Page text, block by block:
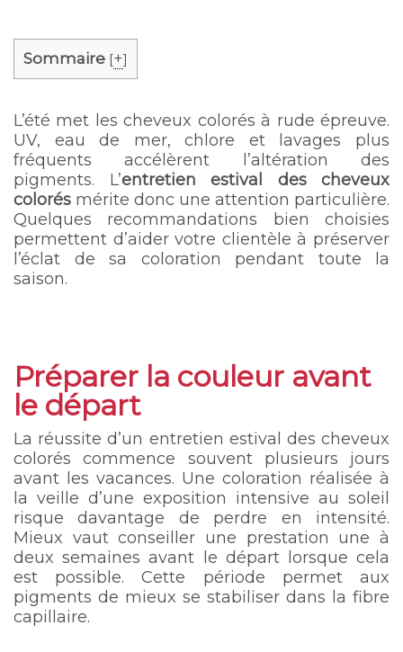
Sommaire [+]
L’été met les cheveux colorés à rude épreuve.
UV, eau de mer, chlore et lavages plus
fréquents accélèrent l’altération des
pigments. L’entretien estival des cheveux
colorés mérite donc une attention particulière.
Quelques recommandations bien choisies
permettent d’aider votre clientèle à préserver
l’éclat de sa coloration pendant toute la
saison.
Préparer la couleur avant
le départ
La réussite d’un entretien estival des cheveux
colorés commence souvent plusieurs jours
avant les vacances. Une coloration réalisée à
la veille d’une exposition intensive au soleil
risque davantage de perdre en intensité.
Mieux vaut conseiller une prestation une à
deux semaines avant le départ lorsque cela
est possible. Cette période permet aux
pigments de mieux se stabiliser dans la fibre
capillaire.